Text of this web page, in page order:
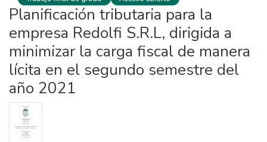
Planificación tributaria para la
empresa Redolfi S.R.L, dirigida a
minimizar la carga fiscal de manera
lícita en el segundo semestre del
año 2021